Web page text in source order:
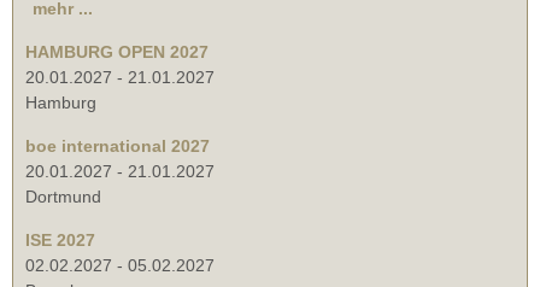
mehr ...
HAMBURG OPEN 2027
20.01.2027 - 21.01.2027
Hamburg
boe international 2027
20.01.2027 - 21.01.2027
Dortmund
ISE 2027
02.02.2027 - 05.02.2027